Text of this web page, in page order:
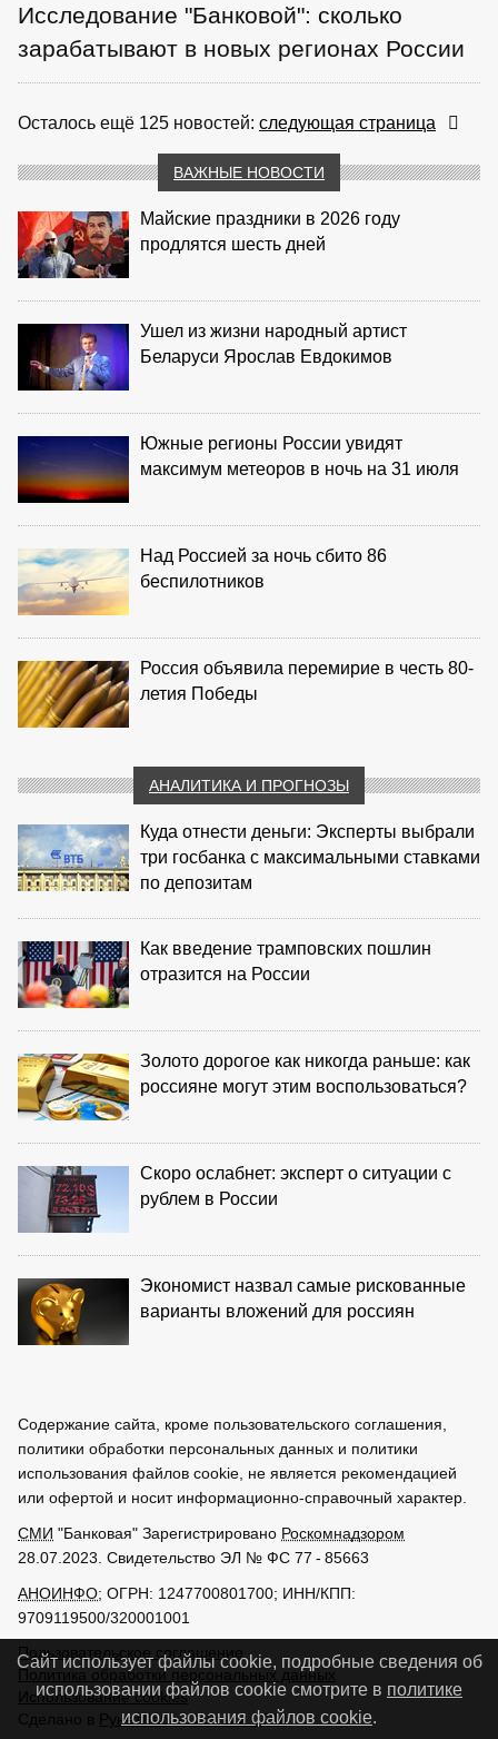
Исследование "Банковой": сколько
зарабатывают в новых регионах России
Осталось ещё 125 новостей: следующая страница
ВАЖНЫЕ НОВОСТИ
Майские праздники в 2026 году
продлятся шесть дней
Ушел из жизни народный артист
Беларуси Ярослав Евдокимов
Южные регионы России увидят
максимум метеоров в ночь на 31 июля
Над Россией за ночь сбито 86
беспилотников
Россия объявила перемирие в честь 80-
летия Победы
АНАЛИТИКА И ПРОГНОЗЫ
Куда отнести деньги: Эксперты выбрали
три госбанка с максимальными ставками
по депозитам
Как введение трамповских пошлин
отразится на России
Золото дорогое как никогда раньше: как
россияне могут этим воспользоваться?
Скоро ослабнет: эксперт о ситуации с
рублем в России
Экономист назвал самые рискованные
варианты вложений для россиян
Содержание сайта, кроме пользовательского соглашения,
политики обработки персональных данных и политики
использования файлов cookie, не является рекомендацией
или офертой и носит информационно-справочный характер.
СМИ "Банковая" Зарегистрировано Роскомнадзором
28.07.2023. Свидетельство ЭЛ № ФС 77 - 85663
АНОИНФО; ОГРН: 1247700801700; ИНН/КПП:
9709119500/320001001
Пользовательское соглашение
Политика обработки персональных данных
Использование cookies
Сделано в
РунетЛаб – Сайты и CRM
Сайт использует файлы cookie, подробные сведения об
использовании файлов cookie смотрите в политике
использования файлов cookie.